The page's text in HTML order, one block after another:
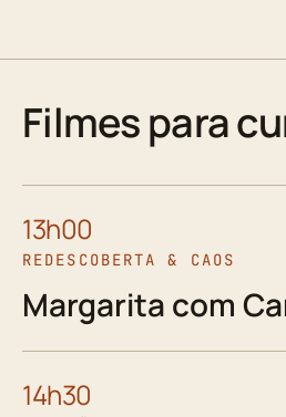
Filmes para
13h00
REDESCOBERTA & CAOS
Margarita com
14h30